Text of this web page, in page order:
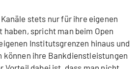
stets nur für ihre eigenen
haben, spricht man beim Open
Institutsgrenzen hinaus und
können ihre Bankdienstleistungen